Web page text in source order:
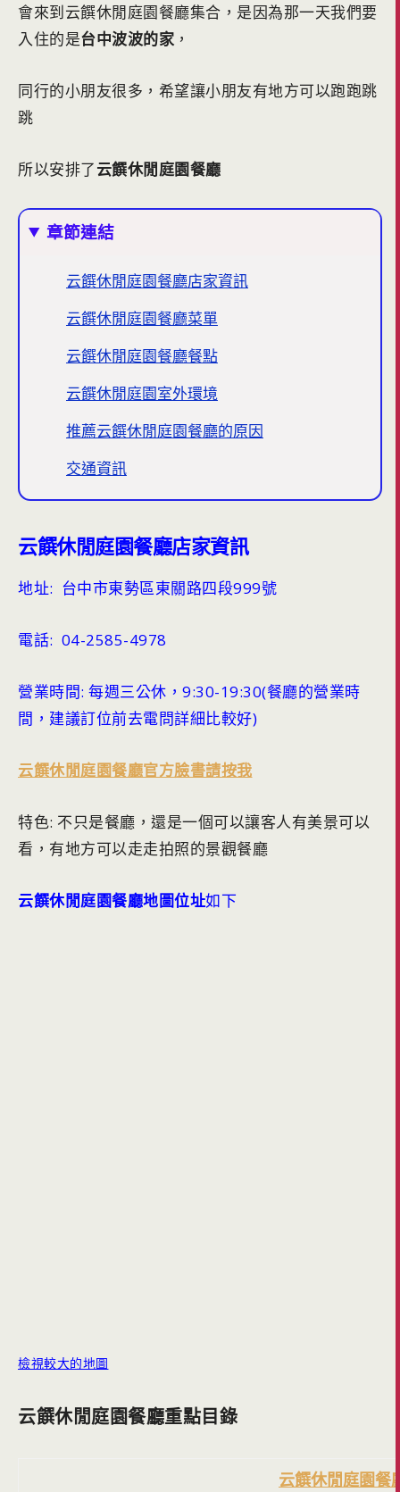
會來到云饌休閒庭園餐廳集合，是因為那一天我們要
入住的是台中波波的家 ，
同行的小朋友很多，希望讓小朋友有地方可以跑跑跳
跳
所以安排了云饌休閒庭園餐廳
章節連結
云饌休閒庭園餐廳店家資訊
云饌休閒庭園餐廳菜單
云饌休閒庭園餐廳餐點
云饌休閒庭園室外環境
推薦云饌休閒庭園餐廳的原因
交通資訊
云饌休閒庭園餐廳店家資訊
地址: 台中市東勢區東關路四段999號
電話: 04-2585-4978
營業時間: 每週三公休，9:30-19:30(餐廳的營業時
間，建議訂位前去電問詳細比較好)
云饌休閒庭園餐廳官方臉書請按我
特色: 不只是餐廳，還是一個可以讓客人有美景可以
看，有地方可以走走拍照的景觀餐廳
云饌休閒庭園餐廳地圖位址如下
檢視較大的地圖
云饌休閒庭園餐廳重點目錄
云饌休閒庭園餐